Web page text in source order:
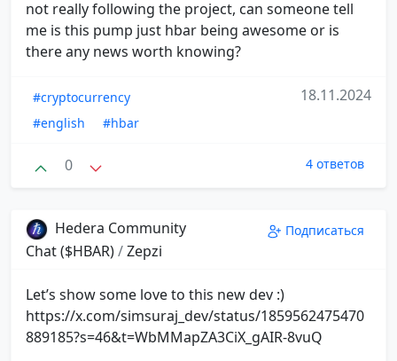
not really following the project, can someone tell
me is this pump just hbar being awesome or is
there any news worth knowing?
#cryptocurrency
#english
#hbar
18.11.2024
0 4 ответов
Hedera Community
Chat ($HBAR)/Zepzi
Подписаться
Let’s show some love to this new dev :)
https://x.com/simsuraj_dev/status/1859562475470
889185?s=46&t=WbMMapZA3CiX_gAIR-8vuQ